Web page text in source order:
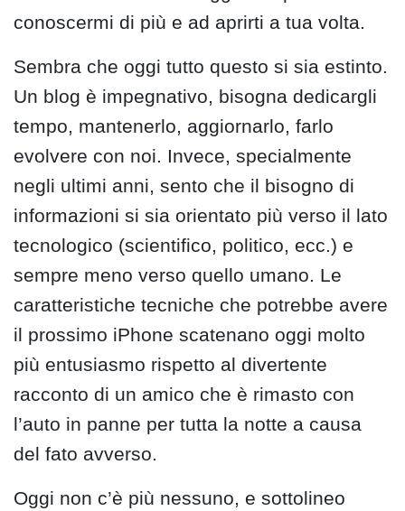
conoscermi di più e ad aprirti a tua volta.
Sembra che oggi tutto questo si sia estinto.
Un blog è impegnativo, bisogna dedicargli
tempo, mantenerlo, aggiornarlo, farlo
evolvere con noi. Invece, specialmente
negli ultimi anni, sento che il bisogno di
informazioni si sia orientato più verso il lato
tecnologico (scientifico, politico, ecc.) e
sempre meno verso quello umano. Le
caratteristiche tecniche che potrebbe avere
il prossimo iPhone scatenano oggi molto
più entusiasmo rispetto al divertente
racconto di un amico che è rimasto con
l’auto in panne per tutta la notte a causa
del fato avverso.
Oggi non c’è più nessuno, e sottolineo